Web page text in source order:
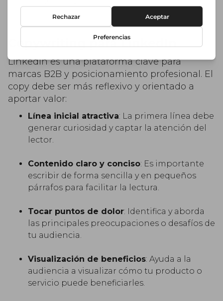
Copywriting para LinkedIn
LinkedIn es una plataforma clave para
marcas B2B y posicionamiento profesional. El
copy debe ser más reflexivo y orientado a
aportar valor:
Línea inicial atractiva: La primera línea debe
generar curiosidad y captar la atención del
lector.
Contenido claro y conciso: Es importante
escribir de forma sencilla y en pequeños
párrafos para facilitar la lectura.
Tocar puntos de dolor: Identifica y aborda
las principales preocupaciones o desafíos de
tu audiencia.
Visualización de beneficios: Ayuda a la
audiencia a visualizar cómo tu producto o
servicio puede beneficiarles.